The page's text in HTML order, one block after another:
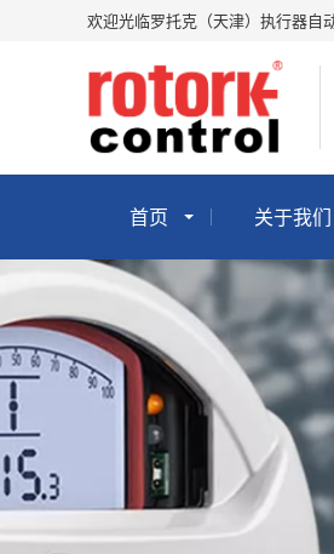
欢迎光临罗托克（天津）执行器自
首页 关于我们